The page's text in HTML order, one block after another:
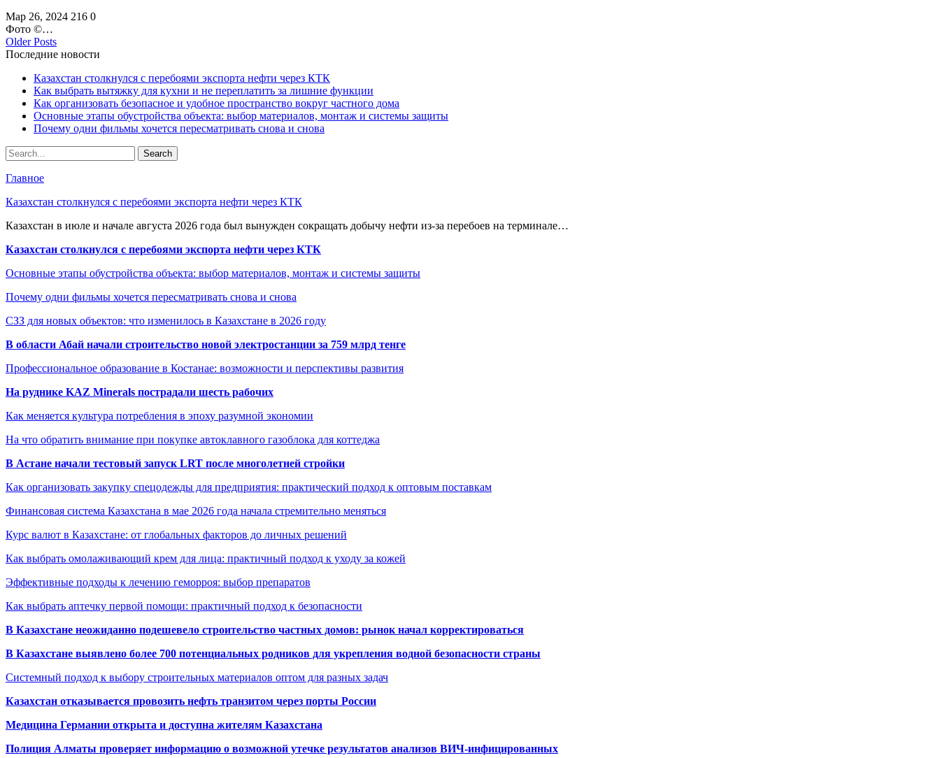
Мар 26, 2024 216 0
Фото ©️…
Older Posts
Последние новости
Казахстан столкнулся с перебоями экспорта нефти через КТК
Как выбрать вытяжку для кухни и не переплатить за лишние функции
Как организовать безопасное и удобное пространство вокруг частного дома
Основные этапы обустройства объекта: выбор материалов, монтаж и системы защиты
Почему одни фильмы хочется пересматривать снова и снова
Главное
Казахстан столкнулся с перебоями экспорта нефти через КТК
Казахстан в июле и начале августа 2026 года был вынужден сокращать добычу нефти из-за перебоев на терминале…
Казахстан столкнулся с перебоями экспорта нефти через КТК
Основные этапы обустройства объекта: выбор материалов, монтаж и системы защиты
Почему одни фильмы хочется пересматривать снова и снова
СЗЗ для новых объектов: что изменилось в Казахстане в 2026 году
В области Абай начали строительство новой электростанции за 759 млрд тенге
Профессиональное образование в Костанае: возможности и перспективы развития
На руднике KAZ Minerals пострадали шесть рабочих
Как меняется культура потребления в эпоху разумной экономии
На что обратить внимание при покупке автоклавного газоблока для коттеджа
В Астане начали тестовый запуск LRT после многолетней стройки
Как организовать закупку спецодежды для предприятия: практический подход к оптовым поставкам
Финансовая система Казахстана в мае 2026 года начала стремительно меняться
Курс валют в Казахстане: от глобальных факторов до личных решений
Как выбрать омолаживающий крем для лица: практичный подход к уходу за кожей
Эффективные подходы к лечению геморроя: выбор препаратов
Как выбрать аптечку первой помощи: практичный подход к безопасности
В Казахстане неожиданно подешевело строительство частных домов: рынок начал корректироваться
В Казахстане выявлено более 700 потенциальных родников для укрепления водной безопасности страны
Системный подход к выбору строительных материалов оптом для разных задач
Казахстан отказывается провозить нефть транзитом через порты России
Медицина Германии открыта и доступна жителям Казахстана
Полиция Алматы проверяет информацию о возможной утечке результатов анализов ВИЧ-инфицированных